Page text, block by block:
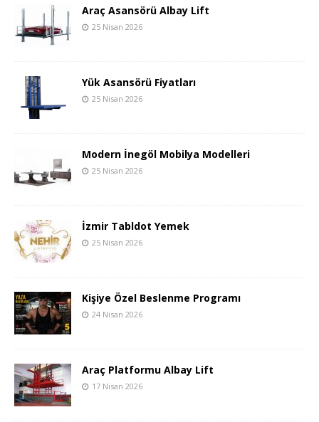
Araç Asansörü Albay Lift
25 Nisan 2026
Yük Asansörü Fiyatları
25 Nisan 2026
Modern İnegöl Mobilya Modelleri
25 Nisan 2026
İzmir Tabldot Yemek
25 Nisan 2026
Kişiye Özel Beslenme Programı
24 Nisan 2026
Araç Platformu Albay Lift
17 Nisan 2026